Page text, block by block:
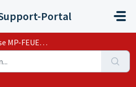
gehen
Support-Portal
2022 Service-Packs